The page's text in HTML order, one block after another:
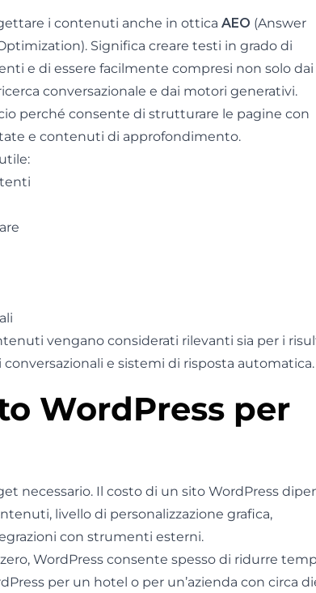
i contenuti anche in ottica AEO (Answer
Significa creare testi in grado di
e di essere facilmente compresi non solo dai
conversazionale e dai motori generativi.
perché consente di strutturare le pagine con
e contenuti di approfondimento.
vengano considerati rilevanti sia per i
e sistemi di risposta automatica.
WordPress per
necessario. Il costo di un sito WordPress
livello di personalizzazione grafica,
con strumenti esterni.
WordPress consente spesso di ridurre
per un hotel o per un’azienda con circa